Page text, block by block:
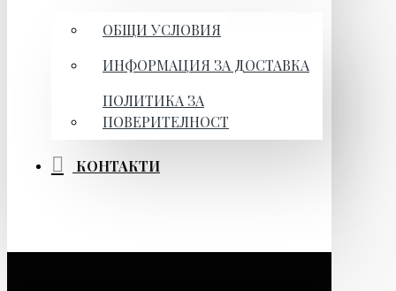
ОБЩИ УСЛОВИЯ
ИНФОРМАЦИЯ ЗА ДОСТАВКА
ПОЛИТИКА ЗА
ПОВЕРИТЕЛНОСТ
КОНТАКТИ